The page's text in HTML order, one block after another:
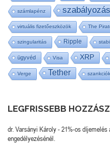
számlapénz szabályozás
virtuális fizetőeszközök The
szingularitás Ripple
ügyvéd Visa XRP
Verge Tether szankciók
LEGFRISSEBB
dr. Varsányi Károly-21%-os díjemelés
engedélyezésénél.